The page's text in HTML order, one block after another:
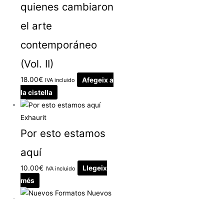
quienes cambiaron
el arte
contemporáneo
(Vol. II)
18.00€ IVA incluido
Afegeix a
la cistella
Exhaurit
Por esto estamos
aquí
10.00€ IVA incluido
Llegeix
més